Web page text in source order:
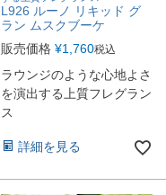
L926 ルーノ リキッド グ
ラン ムスクブーケ
販売価格 ¥1,760税込
ラウンジのような心地よさ
を演出する上質フレグラン
ス
詳細を見る